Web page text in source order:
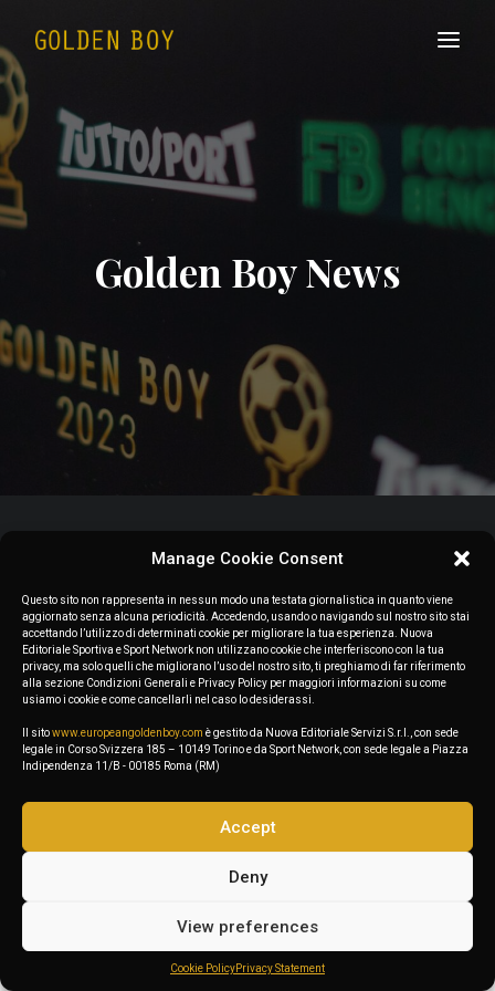
Manage Cookie Consent
Questo sito non rappresenta in nessun modo una testata giornalistica in quanto viene
aggiornato senza alcuna periodicità. Accedendo, usando o navigando sul nostro sito stai
accettando l’utilizzo di determinati cookie per migliorare la tua esperienza. Nuova
Editoriale Sportiva e Sport Network non utilizzano cookie che interferiscono con la tua
privacy, ma solo quelli che migliorano l’uso del nostro sito, ti preghiamo di far riferimento
alla sezione Condizioni Generali e Privacy Policy per maggiori informazioni su come
usiamo i cookie e come cancellarli nel caso lo desiderassi.
Il sitowww.europeangoldenboy.com è gestito da Nuova Editoriale Servizi S.r.l., con sede
legale in Corso Svizzera 185 – 10149 Torino e da Sport Network, con sede legale a Piazza
Indipendenza 11/B - 00185 Roma (RM)
Accept
Deny
View preferences
Cookie PolicyPrivacy Statement
Golden Boy News
June 1, 2023
António Silva, the new Rúben Dias
0 Comments 3 Minutes